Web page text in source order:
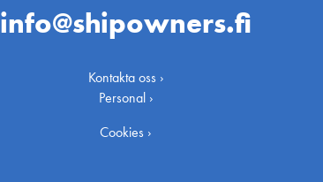
info@shipowners.fi
Kontakta oss ›
Personal ›
Cookies ›